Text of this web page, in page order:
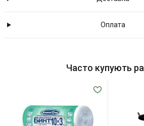
Оплата
Часто купують